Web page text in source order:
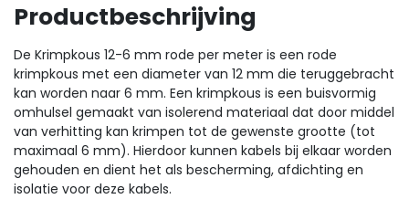
Productbeschrijving
De Krimpkous 12-6 mm rode per meter is een rode
krimpkous met een diameter van 12 mm die teruggebracht
kan worden naar 6 mm. Een krimpkous is een buisvormig
omhulsel gemaakt van isolerend materiaal dat door middel
van verhitting kan krimpen tot de gewenste grootte (tot
maximaal 6 mm). Hierdoor kunnen kabels bij elkaar worden
gehouden en dient het als bescherming, afdichting en
isolatie voor deze kabels.